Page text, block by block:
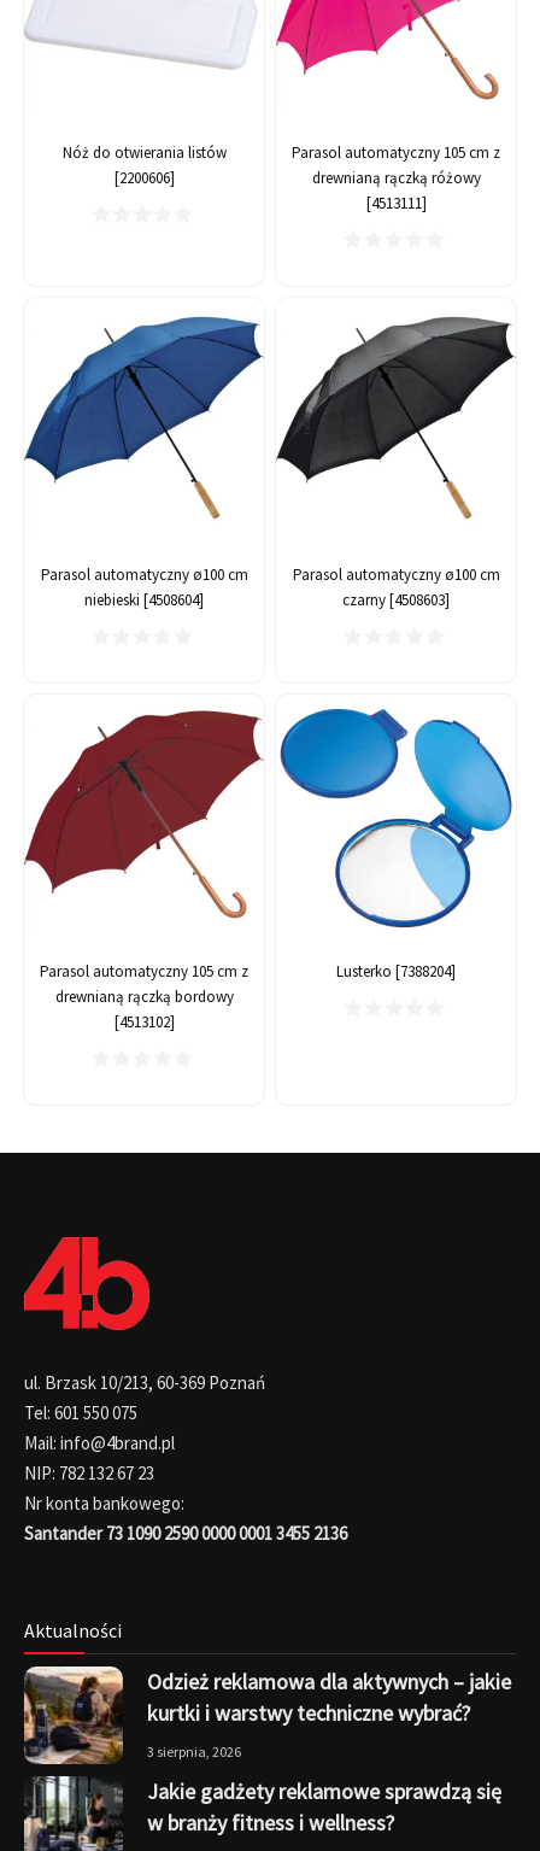
Nóż do otwierania listów
[2200606]
Parasol automatyczny 105 cm z
drewnianą rączką różowy
[4513111]
Parasol automatyczny ø100 cm
niebieski [4508604]
Parasol automatyczny ø100 cm
czarny [4508603]
Parasol automatyczny 105 cm z
drewnianą rączką bordowy
[4513102]
Lusterko [7388204]
ul. Brzask 10/213, 60-369 Poznań
Tel: 601 550 075
Mail: info@4brand.pl
NIP: 782 132 67 23
Nr konta bankowego:
Santander 73 1090 2590 0000 0001 3455 2136
Aktualności
Odzież reklamowa dla aktywnych – jakie
kurtki i warstwy techniczne wybrać?
3 sierpnia, 2026
Jakie gadżety reklamowe sprawdzą się
w branży fitness i wellness?